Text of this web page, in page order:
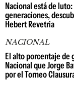
Nacional está de
generaciones,
Hebert Revetria
NACIONAL
El alto porcentaje de
Nacional que Jorge
por el Torneo